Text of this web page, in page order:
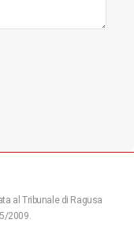
al Tribunale di Ragusa
2009.